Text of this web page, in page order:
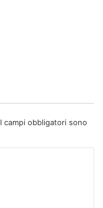
I campi obbligatori sono